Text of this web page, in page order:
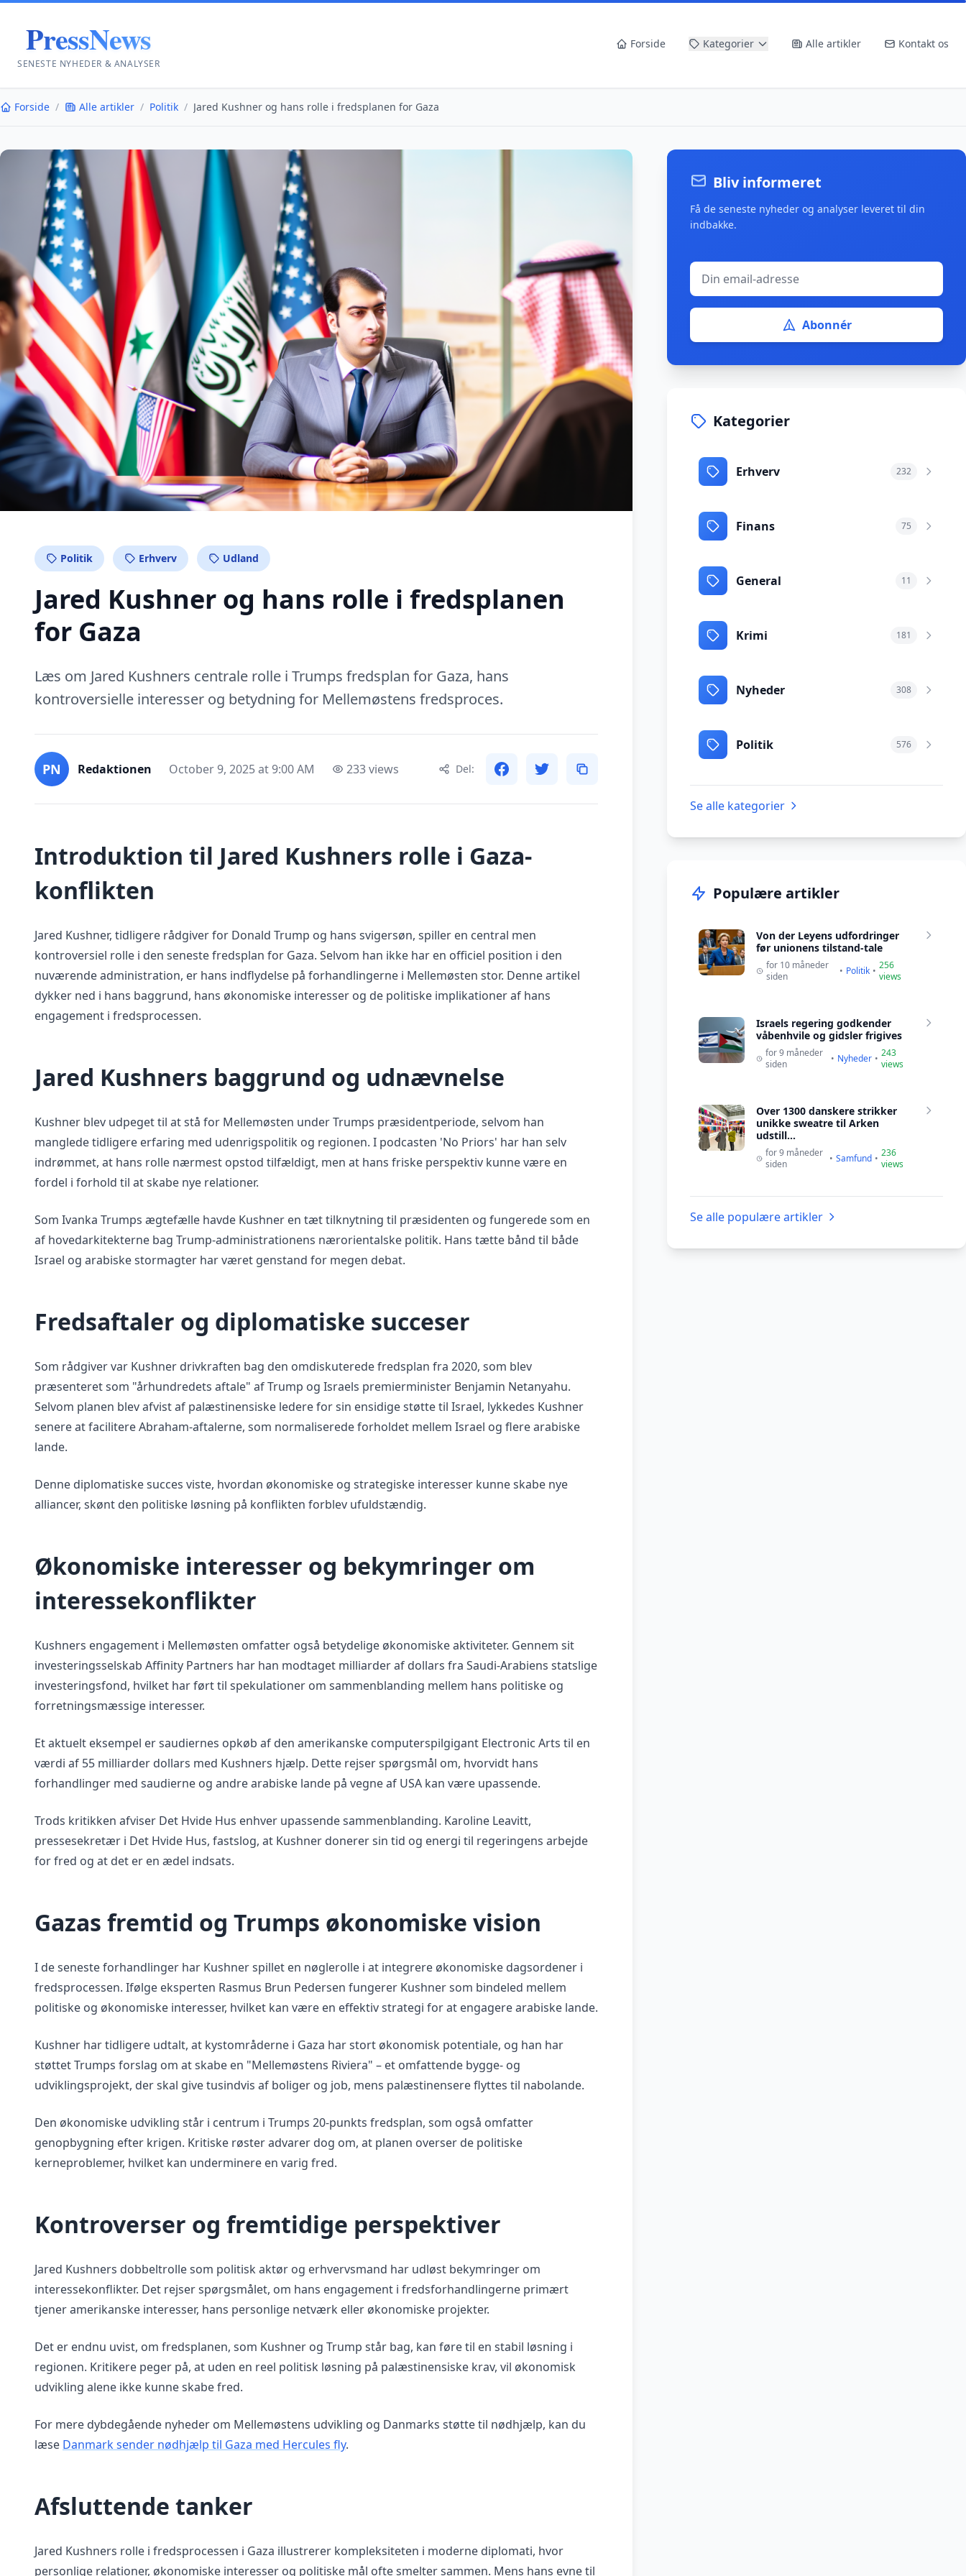
PressNews
SENESTE NYHEDER & ANALYSER
Forside Kategorier Alle artikler Kontakt os
Forside / Alle artikler / Politik / Jared Kushner og hans rolle i fredsplanen for Gaza
Politik Erhverv Udland
Jared Kushner og hans rolle i fredsplanen
for Gaza
Læs om Jared Kushners centrale rolle i Trumps fredsplan for Gaza, hans
kontroversielle interesser og betydning for Mellemøstens fredsproces.
PN Redaktionen October 9, 2025 at 9:00 AM 233 views Del:
Introduktion til Jared Kushners rolle i Gaza-
konflikten
Jared Kushner, tidligere rådgiver for Donald Trump og hans svigersøn, spiller en central men
kontroversiel rolle i den seneste fredsplan for Gaza. Selvom han ikke har en officiel position i den
nuværende administration, er hans indflydelse på forhandlingerne i Mellemøsten stor. Denne artikel
dykker ned i hans baggrund, hans økonomiske interesser og de politiske implikationer af hans
engagement i fredsprocessen.
Jared Kushners baggrund og udnævnelse
Kushner blev udpeget til at stå for Mellemøsten under Trumps præsidentperiode, selvom han
manglede tidligere erfaring med udenrigspolitik og regionen. I podcasten 'No Priors' har han selv
indrømmet, at hans rolle nærmest opstod tilfældigt, men at hans friske perspektiv kunne være en
fordel i forhold til at skabe nye relationer.
Som Ivanka Trumps ægtefælle havde Kushner en tæt tilknytning til præsidenten og fungerede som en
af hovedarkitekterne bag Trump-administrationens nærorientalske politik. Hans tætte bånd til både
Israel og arabiske stormagter har været genstand for megen debat.
Fredsaftaler og diplomatiske succeser
Som rådgiver var Kushner drivkraften bag den omdiskuterede fredsplan fra 2020, som blev
præsenteret som "århundredets aftale" af Trump og Israels premierminister Benjamin Netanyahu.
Selvom planen blev afvist af palæstinensiske ledere for sin ensidige støtte til Israel, lykkedes Kushner
senere at facilitere Abraham-aftalerne, som normaliserede forholdet mellem Israel og flere arabiske
lande.
Denne diplomatiske succes viste, hvordan økonomiske og strategiske interesser kunne skabe nye
alliancer, skønt den politiske løsning på konflikten forblev ufuldstændig.
Økonomiske interesser og bekymringer om
interessekonflikter
Kushners engagement i Mellemøsten omfatter også betydelige økonomiske aktiviteter. Gennem sit
investeringsselskab Affinity Partners har han modtaget milliarder af dollars fra Saudi-Arabiens statslige
investeringsfond, hvilket har ført til spekulationer om sammenblanding mellem hans politiske og
forretningsmæssige interesser.
Et aktuelt eksempel er saudiernes opkøb af den amerikanske computerspilgigant Electronic Arts til en
værdi af 55 milliarder dollars med Kushners hjælp. Dette rejser spørgsmål om, hvorvidt hans
forhandlinger med saudierne og andre arabiske lande på vegne af USA kan være upassende.
Trods kritikken afviser Det Hvide Hus enhver upassende sammenblanding. Karoline Leavitt,
pressesekretær i Det Hvide Hus, fastslog, at Kushner donerer sin tid og energi til regeringens arbejde
for fred og at det er en ædel indsats.
Gazas fremtid og Trumps økonomiske vision
I de seneste forhandlinger har Kushner spillet en nøglerolle i at integrere økonomiske dagsordener i
fredsprocessen. Ifølge eksperten Rasmus Brun Pedersen fungerer Kushner som bindeled mellem
politiske og økonomiske interesser, hvilket kan være en effektiv strategi for at engagere arabiske lande.
Kushner har tidligere udtalt, at kystområderne i Gaza har stort økonomisk potentiale, og han har
støttet Trumps forslag om at skabe en "Mellemøstens Riviera" – et omfattende bygge- og
udviklingsprojekt, der skal give tusindvis af boliger og job, mens palæstinensere flyttes til nabolande.
Den økonomiske udvikling står i centrum i Trumps 20-punkts fredsplan, som også omfatter
genopbygning efter krigen. Kritiske røster advarer dog om, at planen overser de politiske
kerneproblemer, hvilket kan underminere en varig fred.
Kontroverser og fremtidige perspektiver
Jared Kushners dobbeltrolle som politisk aktør og erhvervsmand har udløst bekymringer om
interessekonflikter. Det rejser spørgsmålet, om hans engagement i fredsforhandlingerne primært
tjener amerikanske interesser, hans personlige netværk eller økonomiske projekter.
Det er endnu uvist, om fredsplanen, som Kushner og Trump står bag, kan føre til en stabil løsning i
regionen. Kritikere peger på, at uden en reel politisk løsning på palæstinensiske krav, vil økonomisk
udvikling alene ikke kunne skabe fred.
For mere dybdegående nyheder om Mellemøstens udvikling og Danmarks støtte til nødhjælp, kan du
læse Danmark sender nødhjælp til Gaza med Hercules fly.
Afsluttende tanker
Jared Kushners rolle i fredsprocessen i Gaza illustrerer kompleksiteten i moderne diplomati, hvor
personlige relationer, økonomiske interesser og politiske mål ofte smelter sammen. Mens hans evne til
Bliv informeret
Få de seneste nyheder og analyser leveret til din
indbakke.
Abonnér
Kategorier
Erhverv 232
Finans 75
General 11
Krimi 181
Nyheder 308
Politik 576
Se alle kategorier
Populære artikler
Von der Leyens udfordringer
før unionens tilstand-tale
for 10 måneder
siden
• Politik • 256
views
Israels regering godkender
våbenhvile og gidsler frigives
for 9 måneder
siden
• Nyheder • 243
views
Over 1300 danskere strikker
unikke sweatre til Arken
udstill...
for 9 måneder
siden
• Samfund • 236
views
Se alle populære artikler